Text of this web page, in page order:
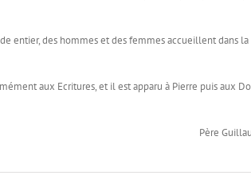
entier, des hommes et des femmes accueillent dans
aux Ecritures, et il est apparu à Pierre puis aux
Père